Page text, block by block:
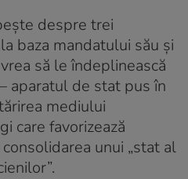
despre trei
baza mandatului său și
să le îndeplinească
aparatul de stat pus în
mediului
care favorizează
unui „stat al